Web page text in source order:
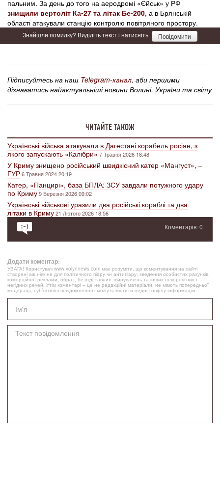
пальним. За день до того на аеродромі «Єйськ» у РФ
знищили вертоліт Ка-27 та літак Бе-200, а в Брянській
області атакували станцію контролю повітряного простору.
Знайшли помилку? Виділіть текст і натисніть Повідомити
Підписуйтесь на наш Telegram-канал, аби першими
дізнаватись найактуальніші новини Волині, України та світу
ЧИТАЙТЕ ТАКОЖ
Українські війська атакували в Дагестані корабель росіян, з
якого запускають «Калібри»7 Травня 2026 18:48
У Криму знищено російський швидкісний катер «Мангуст», –
ГУР6 Травня 2024 20:19
Катер, «Панцирі», база БПЛА: ЗСУ завдали потужного удару
по Криму9 Березня 2026 09:02
Українські військові уразили два російські кораблі та два
літаки в Криму21 Лютого 2026 18:56
Коментарів: 0
Додати коментар:
УВАГА! Користувач www.volynnews.com має розуміти, що коментування на сайті
створені аж ніяк не для політичного піару чи антипіару, зведення особистих рахунків,
комерційної реклами, образ, безпідставних звинувачень та інших некоректних і
негідних речей. Утім коментарі – це не редакційні матеріали, не мають попередньої
модерації, суб’єктивні повідомлення і можуть містити недостовірну інформацію.